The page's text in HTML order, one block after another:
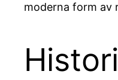
moderna form av